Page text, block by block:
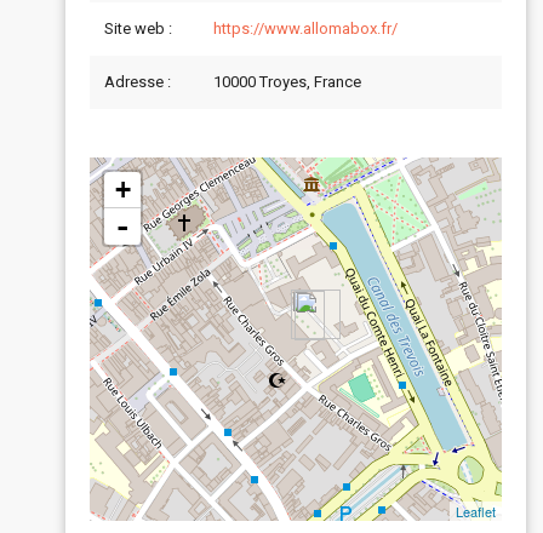
Site web : https://www.allomabox.fr/
Adresse : 10000 Troyes, France
+
-
Leaflet